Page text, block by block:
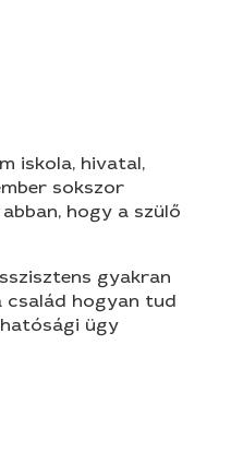
iskola, hivatal,
sokszor
hogy a szülő
gyakran
család hogyan tud
ügy